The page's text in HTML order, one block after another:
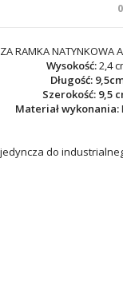
RAMKA NATYNKOWA
Wysokość:2,4
Długość:
Szerokość: 9,5
Materiał wykonania:
do